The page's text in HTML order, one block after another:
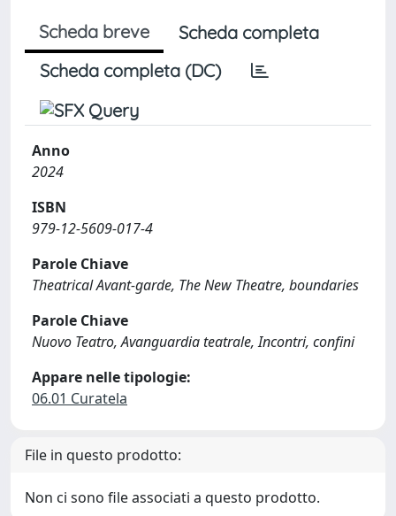
Scheda breve
Scheda completa
Scheda completa (DC)
Anno
2024
ISBN
979-12-5609-017-4
Parole Chiave
Theatrical Avant-garde, The New Theatre, boundaries
Parole Chiave
Nuovo Teatro, Avanguardia teatrale, Incontri, confini
Appare nelle tipologie:
06.01 Curatela
File in questo prodotto:
Non ci sono file associati a questo prodotto.